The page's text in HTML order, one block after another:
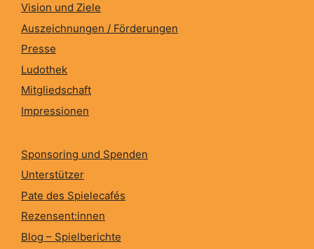
Vision und Ziele
Auszeichnungen / Förderungen
Presse
Ludothek
Mitgliedschaft
Impressionen
Sponsoring und Spenden
Unterstützer
Pate des Spielecafés
Rezensent:innen
Blog – Spielberichte